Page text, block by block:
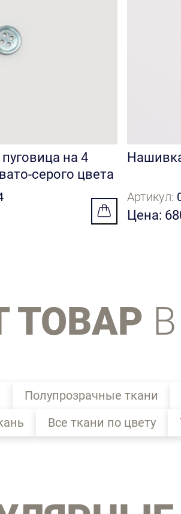
на 4
серого цвета
Артикул:
Цена:
ТОВАР
Полупрозрачные ткани
Все ткани по цвету